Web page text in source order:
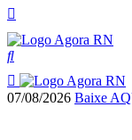
07/08/2026 Baixe